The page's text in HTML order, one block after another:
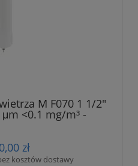
M F070 1 1/2"
<0.1 mg/m³ -
zł
kosztów dostawy